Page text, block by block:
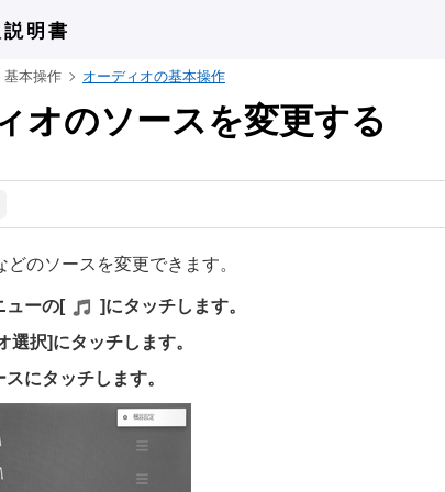
明書
基本操作 オーディオの基本操作
オのソースを変更する
のソースを変更できます。
ューの[‍ ‍]にタッチします。
選択‍]にタッチします。
にタッチします。